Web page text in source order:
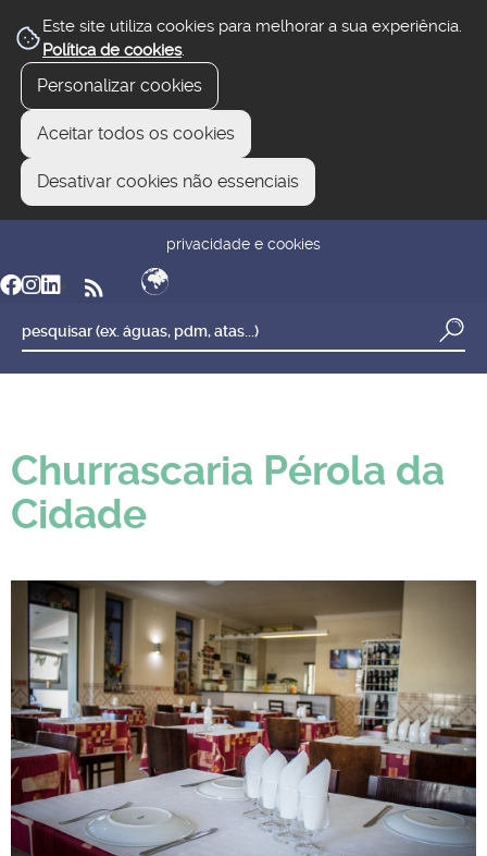
Este site utiliza cookies para melhorar a sua experiência.
Política de cookies.
Personalizar cookies
Aceitar todos os cookies
Desativar cookies não essenciais
privacidade e cookies
Churrascaria Pérola da
Cidade